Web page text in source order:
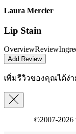
Laura Mercier
Lip Stain
OverviewReview
Add Review
เพิ่มรีวิวของคุณได้ง่า
©2007-2026